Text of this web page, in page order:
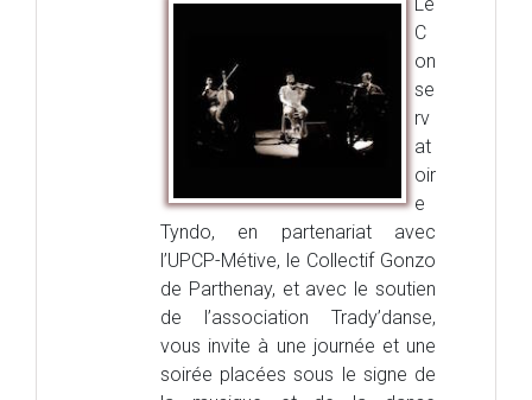
C
on
se
rv
at
oir
e
Tyndo, en partenariat avec
l’UPCP-Métive, le Collectif Gonzo
de Parthenay, et avec le soutien
de l’association Trady’danse,
vous invite à une journée et une
soirée placées sous le signe de